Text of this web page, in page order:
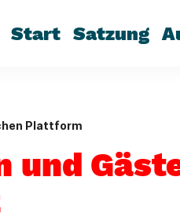
Start Satzung
Plattform
und